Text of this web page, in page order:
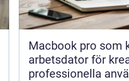
Macbook pro som
arbetsdator för
professionella